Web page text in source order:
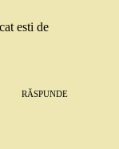
esti de
RĂSPUNDE